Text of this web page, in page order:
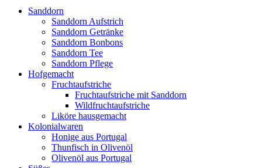
Sanddorn
Sanddorn Aufstrich
Sanddorn Getränke
Sanddorn Bonbons
Sanddorn Tee
Sanddorn Pflege
Hofgemacht
Fruchtaufstriche
Fruchtaufstriche mit Sanddorn
Wildfruchtaufstriche
Liköre hausgemacht
Kolonialwaren
Honige aus Portugal
Thunfisch in Olivenöl
Olivenöl aus Portugal